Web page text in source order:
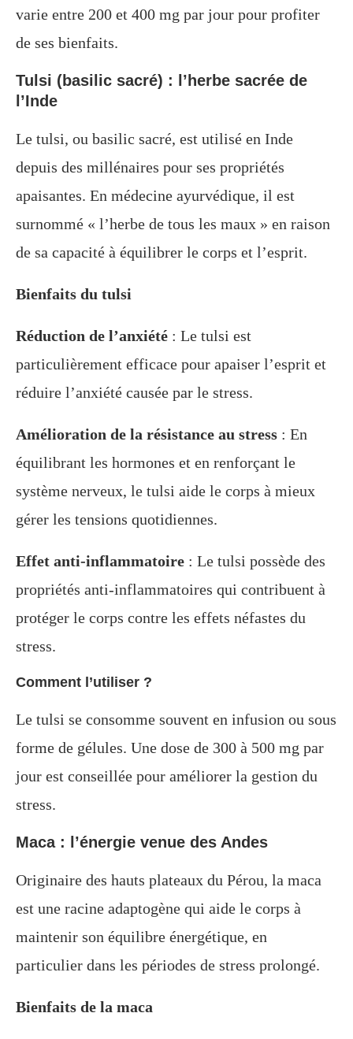
varie entre 200 et 400 mg par jour pour profiter
de ses bienfaits.
Tulsi (basilic sacré) : l’herbe sacrée de
l’Inde
Le tulsi, ou basilic sacré, est utilisé en Inde
depuis des millénaires pour ses propriétés
apaisantes. En médecine ayurvédique, il est
surnommé « l’herbe de tous les maux » en raison
de sa capacité à équilibrer le corps et l’esprit.
Bienfaits du tulsi
Réduction de l’anxiété : Le tulsi est
particulièrement efficace pour apaiser l’esprit et
réduire l’anxiété causée par le stress.
Amélioration de la résistance au stress : En
équilibrant les hormones et en renforçant le
système nerveux, le tulsi aide le corps à mieux
gérer les tensions quotidiennes.
Effet anti-inflammatoire : Le tulsi possède des
propriétés anti-inflammatoires qui contribuent à
protéger le corps contre les effets néfastes du
stress.
Comment l’utiliser ?
Le tulsi se consomme souvent en infusion ou sous
forme de gélules. Une dose de 300 à 500 mg par
jour est conseillée pour améliorer la gestion du
stress.
Maca : l’énergie venue des Andes
Originaire des hauts plateaux du Pérou, la maca
est une racine adaptogène qui aide le corps à
maintenir son équilibre énergétique, en
particulier dans les périodes de stress prolongé.
Bienfaits de la maca